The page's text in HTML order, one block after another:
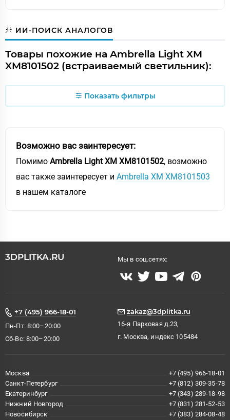
ИИ-ПОИСК АНАЛОГОВ
Товары похожие на Ambrella Light XM
XM8101502 (встраиваемый светильник):
Показать фильтры
Возможно вас заинтересует:
Помимо Ambrella Light XM XM8101502, возможно
вас также заинтересует и Ambrella XM XM8101503
в нашем каталоге
3DPLITKA.RU Мы в соц.сетях:
+7 (495) 966-18-01
Пн-Пт: 8:00–20:00
Сб-Вс: 8:00–20:00
zakaz@3dplitka.ru
16-я Парковая д.23,
г. Москва, индекс 105484
Москва
+7 (495) 966-18-01
Санкт-Петербург
+7 (812) 309-35-78
Екатеринбург
+7 (343) 289-18-98
Нижний Новгород
+7 (831) 281-52-53
Новосибирск
+7 (383) 284-08-48